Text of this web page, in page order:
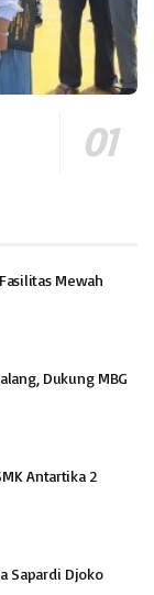
Mewah
Dukung MBG
Antartika 2
Sapardi Djoko